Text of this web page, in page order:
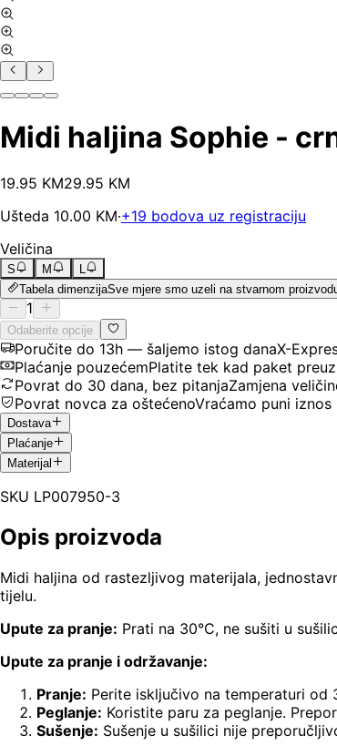
Midi haljina Sophie -
19.95 KM29.95 KM
Ušteda 10.00 KM·+19 bodova uz registraciju
Veličina
S M
L
Tabela dimenzijaSve mjere smo uzeli na stvarnom
1
Odaberite opcije
Poručite do 13h — šaljemo istog danaX-
Plaćanje pouzećemPlatite tek kad paket
Povrat do 30 dana, bez pitanjaZamjena
Povrat novca za oštećenoVraćamo puni iznos
Dostava
Plaćanje
Materijal
SKU LP007950-3
Opis proizvoda
Midi haljina od rastezljivog materijala,
tijelu.
Upute za pranje: Prati na 30°C, ne sušiti u
Upute za pranje i održavanje:
Pranje: Perite isključivo na temperaturi od
Peglanje: Koristite paru za peglanje.
Sušenje: Sušenje u sušilici nije